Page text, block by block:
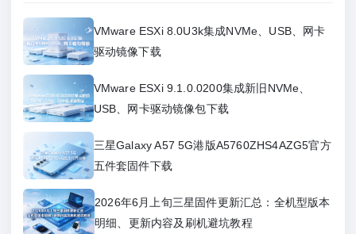
VMware ESXi 8.0U3k集成NVMe、USB、网卡
驱动镜像下载
VMware ESXi 9.1.0.0200集成新旧NVMe、
USB、网卡驱动镜像包下载
三星Galaxy A57 5G港版A5760ZHS4AZG5官方
五件套固件下载
2026年6月上旬三星固件更新汇总：全机型版本
明细、更新内容及刷机避坑教程